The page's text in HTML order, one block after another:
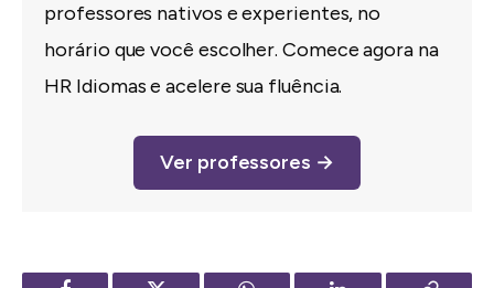
professores nativos e experientes, no
horário que você escolher. Comece agora na
HR Idiomas e acelere sua fluência.
Ver professores →